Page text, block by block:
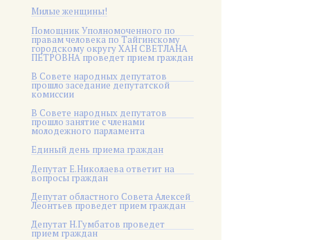
Милые женщины!
Помощник Уполномоченного по
правам человека по Тайгинскому
городскому округу ХАН СВЕТЛАНА
ПЕТРОВНА проведет прием граждан
В Совете народных депутатов
прошло заседание депутатской
комиссии
В Совете народных депутатов
прошло занятие с членами
молодежного парламента
Единый день приема граждан
Депутат Е.Николаева ответит на
вопросы граждан
Депутат областного Совета Алексей
Леонтьев проведет прием граждан
Депутат Н.Гумбатов проведет
прием граждан